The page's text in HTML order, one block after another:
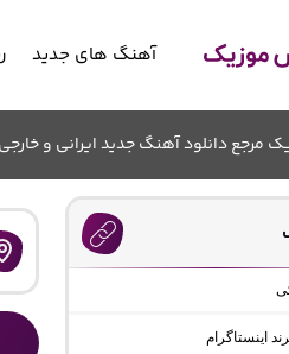
آهنگ های جدید
دانلود آهنگ جدید ایرانی و خارجی
اینستاگرام